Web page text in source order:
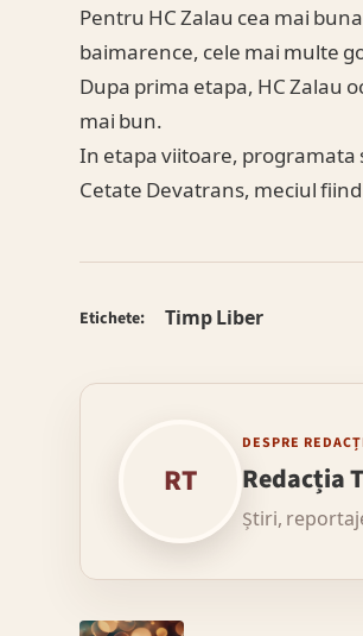
Pentru HC Zalau cea mai
baimarence, cele mai multe
Dupa prima etapa, HC Zalau
mai bun.
In etapa viitoare, programata
Cetate Devatrans, meciul
Etichete: Timp Liber
RT
DESPRE
Redacția
Știri,